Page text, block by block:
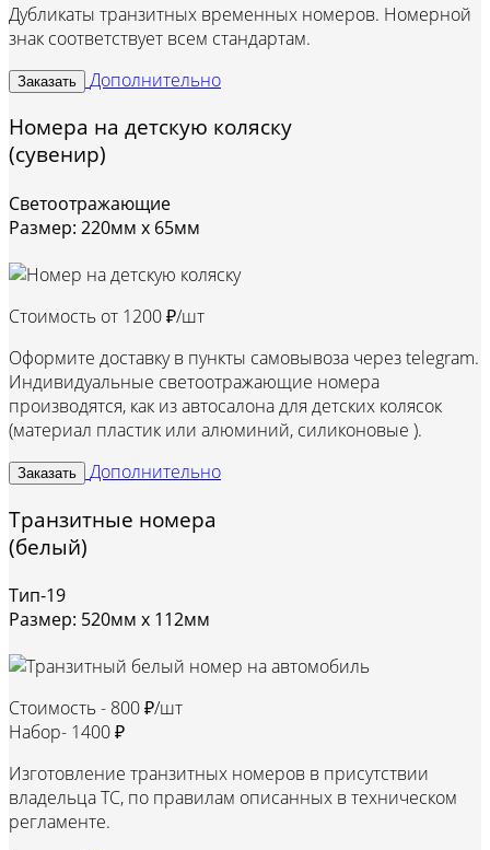
Дубликаты транзитных временных номеров. Номерной
знак соответствует всем стандартам.
Заказать Дополнительно
Номера на детскую коляску
(сувенир)
Светоотражающие
Размер: 220мм х 65мм
Стоимость от 1200 ₽/шт
Оформите доставку в пункты самовывоза через telegram.
Индивидуальные светоотражающие номера
производятся, как из автосалона для детских колясок
(материал пластик или алюминий, силиконовые ).
Заказать Дополнительно
Транзитные номера
(белый)
Тип-19
Размер: 520мм х 112мм
Стоимость - 800 ₽/шт
Набор- 1400 ₽
Изготовление транзитных номеров в присутствии
владельца ТС, по правилам описанных в техническом
регламенте.